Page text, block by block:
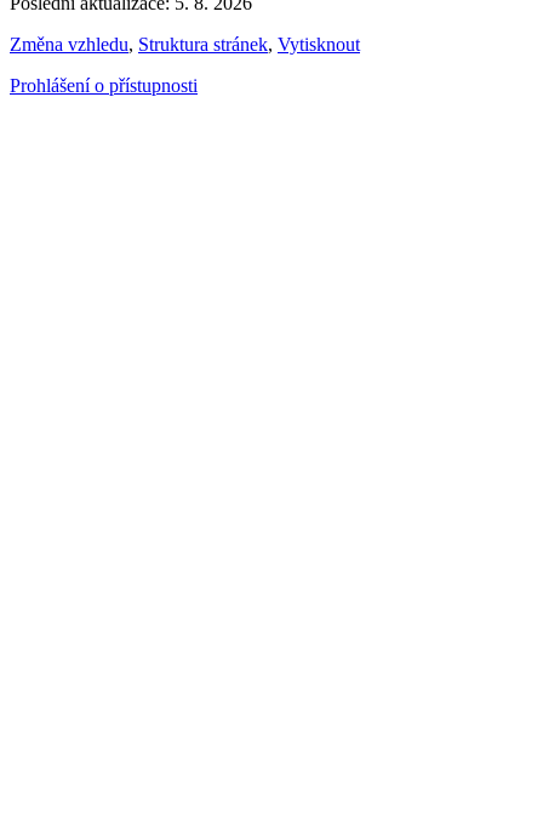
Změna vzhledu, Struktura stránek, Vytisknout
Prohlášení o přístupnosti